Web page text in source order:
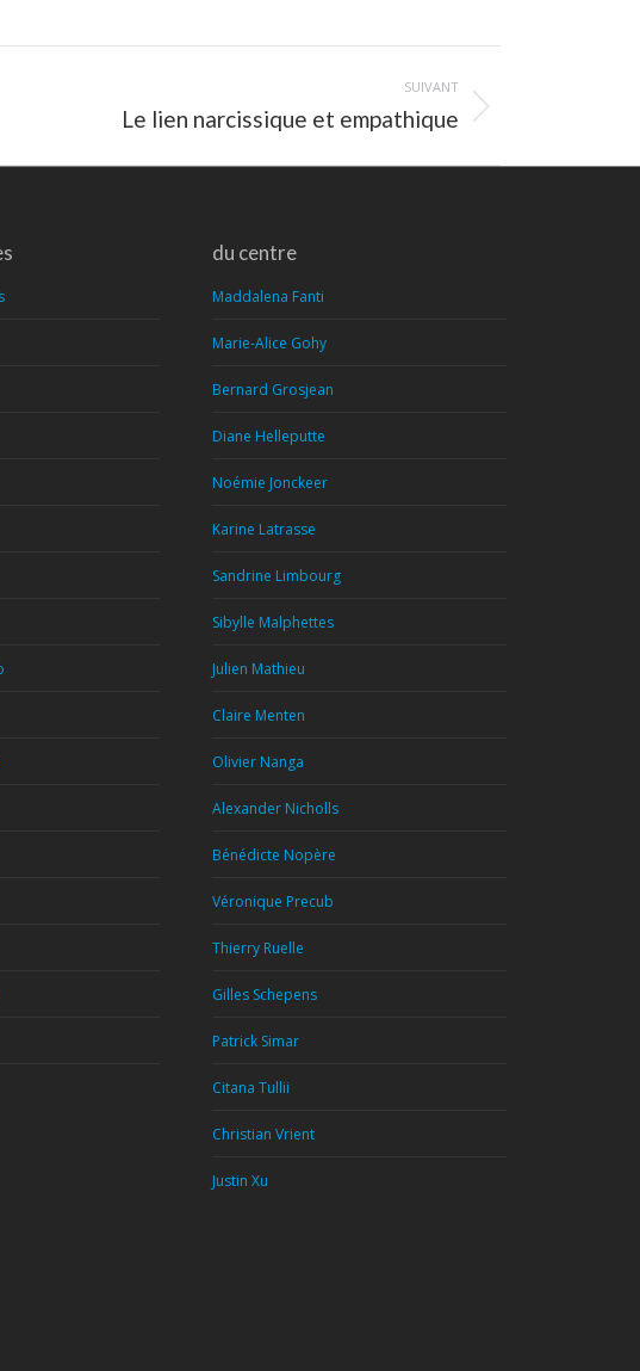
SUIVANT
Le lien narcissique et empathique
du centre
Maddalena Fanti
Marie-Alice Gohy
Bernard Grosjean
Diane Helleputte
Noémie Jonckeer
Karine Latrasse
Sandrine Limbourg
Sibylle Malphettes
Julien Mathieu
Claire Menten
Olivier Nanga
Alexander Nicholls
Bénédicte Nopère
Véronique Precub
Thierry Ruelle
Gilles Schepens
Patrick Simar
Citana Tullii
Christian Vrient
Justin Xu